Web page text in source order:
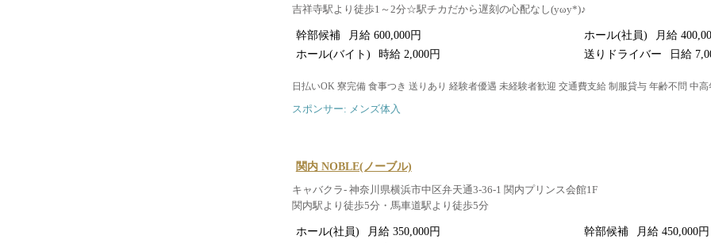
吉祥寺駅より徒歩1～2分☆駅チカだから遅刻の心配なし(yωy*)♪
幹部候補 月給 600,000円 ホール(社員)
月給
ホール(バイト)
時給 2,000円 送りドライバー 日給
日払いOK 寮完備 食事つき 送りあり 経験者優遇 未経験者歓迎 交通費支給 制服貸与 年齢不問 中高
スポンサー: メンズ体入
関内 NOBLE(ノーブル)
キャバクラ- 神奈川県横浜市中区弁天通3-36-1 関内プリンス会館1F
関内駅より徒歩5分・馬車道駅より徒歩5分
ホール(社員) 月給 350,000円 幹部候補
月給 450,000円